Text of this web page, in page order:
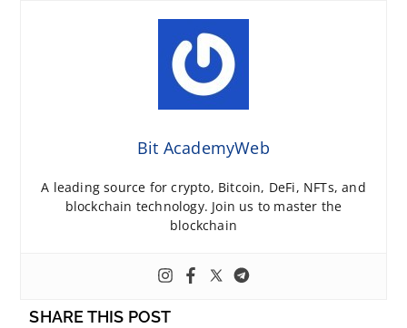
Bit AcademyWeb
A leading source for crypto, Bitcoin, DeFi, NFTs, and
blockchain technology. Join us to master the
blockchain
SHARE THIS POST